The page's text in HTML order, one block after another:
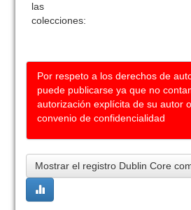
las
colecciones:
Por respeto a los derechos de
puede publicarse ya que no
autorización explícita de su autor
convenio de confidencialidad
Mostrar el registro Dublin Core